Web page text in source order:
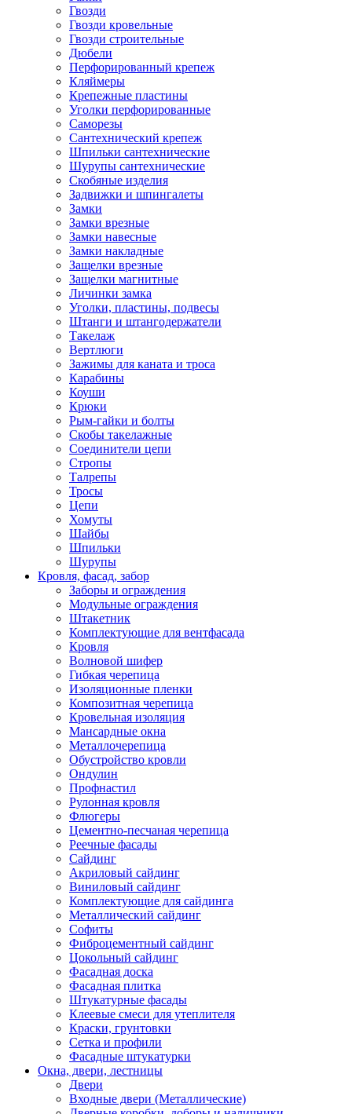
Гвозди
Гвозди кровельные
Гвозди строительные
Дюбели
Перфорированный крепеж
Кляймеры
Крепежные пластины
Уголки перфорированные
Саморезы
Сантехнический крепеж
Шпильки сантехнические
Шурупы сантехнические
Скобяные изделия
Задвижки и шпингалеты
Замки
Замки врезные
Замки навесные
Замки накладные
Защелки врезные
Защелки магнитные
Личинки замка
Уголки, пластины, подвесы
Штанги и штангодержатели
Такелаж
Вертлюги
Зажимы для каната и троса
Карабины
Коуши
Крюки
Рым-гайки и болты
Скобы такелажные
Соединители цепи
Стропы
Талрепы
Тросы
Цепи
Хомуты
Шайбы
Шпильки
Шурупы
Кровля, фасад, забор
Заборы и ограждения
Модульные ограждения
Штакетник
Комплектующие для вентфасада
Кровля
Волновой шифер
Гибкая черепица
Изоляционные пленки
Композитная черепица
Кровельная изоляция
Мансардные окна
Металлочерепица
Обустройство кровли
Ондулин
Профнастил
Рулонная кровля
Флюгеры
Цементно-песчаная черепица
Реечные фасады
Сайдинг
Акриловый сайдинг
Виниловый сайдинг
Комплектующие для сайдинга
Металлический сайдинг
Софиты
Фиброцементный сайдинг
Цокольный сайдинг
Фасадная доска
Фасадная плитка
Штукатурные фасады
Клеевые смеси для утеплителя
Краски, грунтовки
Сетка и профили
Фасадные штукатурки
Окна, двери, лестницы
Двери
Входные двери (Металлические)